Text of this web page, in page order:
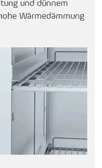
und dünnem
Wärmedämmung